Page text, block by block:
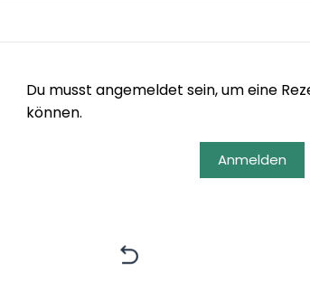
Du musst angemeldet sein, um eine
können.
Anmelden